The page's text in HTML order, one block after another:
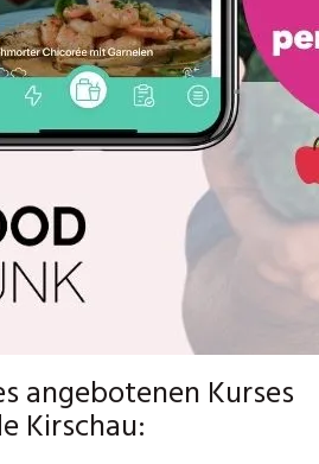
angebotenen Kurses
Kirschau: